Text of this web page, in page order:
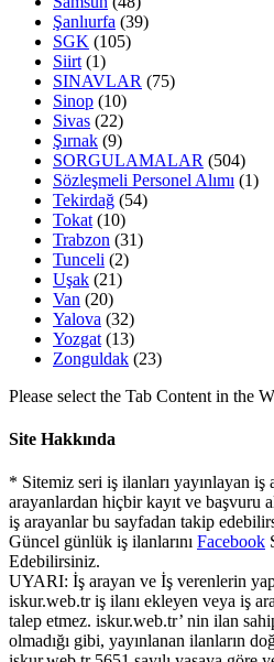
Şanlıurfa (39)
SGK (105)
Siirt (1)
SINAVLAR (75)
Sinop (10)
Sivas (22)
Şırnak (9)
SORGULAMALAR (504)
Sözleşmeli Personel Alımı (1)
Tekirdağ (54)
Tokat (10)
Trabzon (31)
Tunceli (2)
Uşak (21)
Van (20)
Yalova (32)
Yozgat (13)
Zonguldak (23)
Please select the Tab Content in the
Site Hakkında
* Sitemiz seri iş ilanları yayınlayan iş
arayanlardan hiçbir kayıt ve başvuru
iş arayanlar bu sayfadan takip
Güncel günlük iş ilanlarını Facebook
Edebilirsiniz.
UYARI: İş arayan ve İş verenlerin
iskur.web.tr iş ilanı ekleyen veya iş
talep etmez. iskur.web.tr’ nin ilan
olmadığı gibi, yayınlanan ilanların